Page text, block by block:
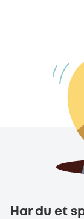
Har du et